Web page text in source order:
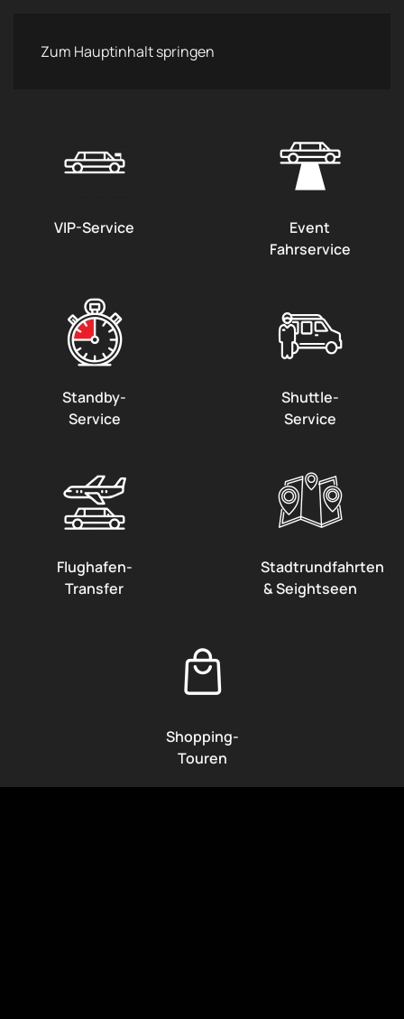
Zum Hauptinhalt springen
VIP-Service
Event
Fahrservice
Standby-
Service
Shuttle-
Service
Flughafen-
Transfer
Stadtrundfahrten
& Seightseen
Shopping-
Touren